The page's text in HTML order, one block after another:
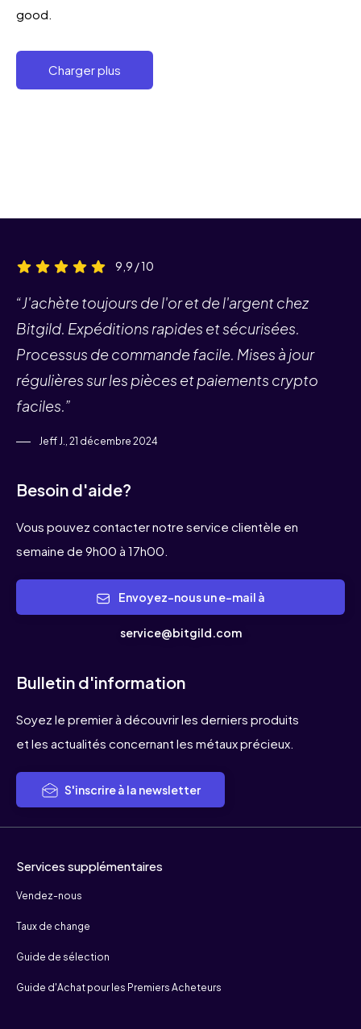
good.
Charger plus
9,9 / 10
“J'achète toujours de l'or et de l'argent chez
Bitgild. Expéditions rapides et sécurisées.
Processus de commande facile. Mises à jour
régulières sur les pièces et paiements crypto
faciles.”
Jeff J., 21 décembre 2024
Besoin d'aide?
Vous pouvez contacter notre service clientèle en
semaine de 9h00 à 17h00.
service@bitgild.com
Bulletin d'information
Soyez le premier à découvrir les derniers produits
et les actualités concernant les métaux précieux.
S'inscrire à la newsletter
Services supplémentaires
Vendez-nous
Taux de change
Guide de sélection
Guide d'Achat pour les Premiers Acheteurs